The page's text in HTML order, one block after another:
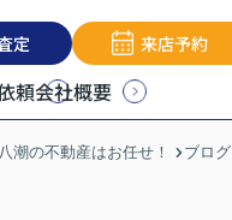
定 来店予約
頼会社概要
潮の不動産はお任せ！ ブログ